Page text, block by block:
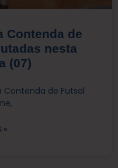
Contenda de
nesta
(07)
Contenda de Futsal
»